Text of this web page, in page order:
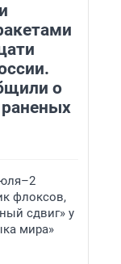
о
флоксов,
сдвиг» у
мира»